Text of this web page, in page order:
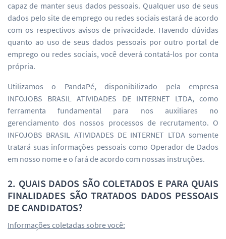
capaz de manter seus dados pessoais. Qualquer uso de seus
dados pelo site de emprego ou redes sociais estará de acordo
com os respectivos avisos de privacidade. Havendo dúvidas
quanto ao uso de seus dados pessoais por outro portal de
emprego ou redes sociais, você deverá contatá-los por conta
própria.
Utilizamos o PandaPé, disponibilizado pela empresa
INFOJOBS BRASIL ATIVIDADES DE INTERNET LTDA, como
ferramenta fundamental para nos auxiliares no
gerenciamento dos nossos processos de recrutamento. O
INFOJOBS BRASIL ATIVIDADES DE INTERNET LTDA somente
tratará suas informações pessoais como Operador de Dados
em nosso nome e o fará de acordo com nossas instruções.
2. QUAIS DADOS SÃO COLETADOS E PARA QUAIS
FINALIDADES SÃO TRATADOS DADOS PESSOAIS
DE CANDIDATOS?
Informações coletadas sobre você: